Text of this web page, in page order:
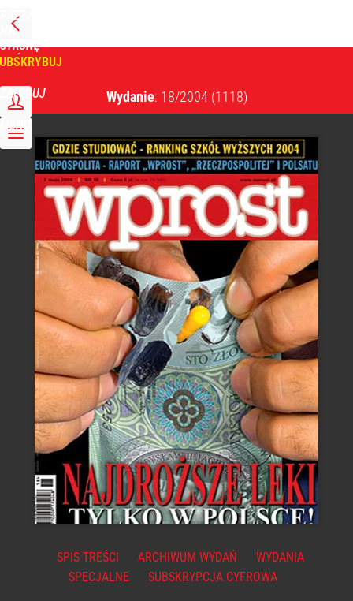
PRZEJDŹ
NA
STRONĘ
GŁÓWNĄ
ZALOGUJ
MENU
Wydanie: 18/2004 (1118)
SPIS TREŚCI ARCHIWUM WYDAŃ
WYDANIA
SPECJALNE
SUBSKRYPCJA CYFROWA